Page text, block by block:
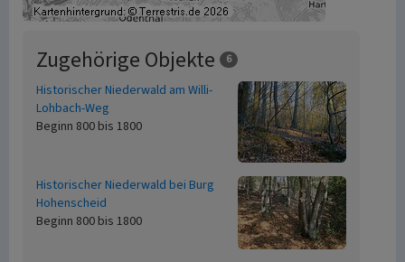
Zugehörige Objekte 6
Historischer Niederwald am Willi-
Lohbach-Weg
Beginn 800 bis 1800
Historischer Niederwald bei Burg
Hohenscheid
Beginn 800 bis 1800